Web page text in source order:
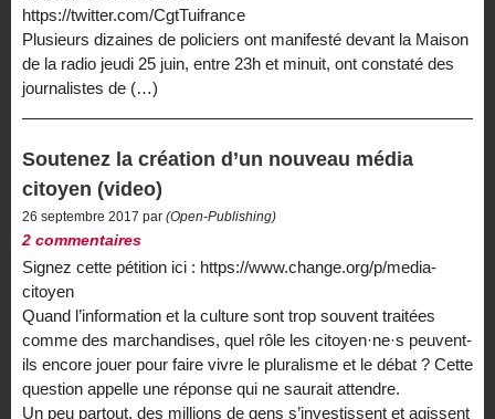
https://twitter.com/CgtTuifrance
Plusieurs dizaines de policiers ont manifesté devant la Maison
de la radio jeudi 25 juin, entre 23h et minuit, ont constaté des
journalistes de (…)
Soutenez la création d’un nouveau média
citoyen (video)
26 septembre 2017 par (Open-Publishing)
2 commentaires
Signez cette pétition ici : https://www.change.org/p/media-
citoyen
Quand l’information et la culture sont trop souvent traitées
comme des marchandises, quel rôle les citoyen·ne·s peuvent-
ils encore jouer pour faire vivre le pluralisme et le débat ? Cette
question appelle une réponse qui ne saurait attendre.
Un peu partout, des millions de gens s’investissent et agissent